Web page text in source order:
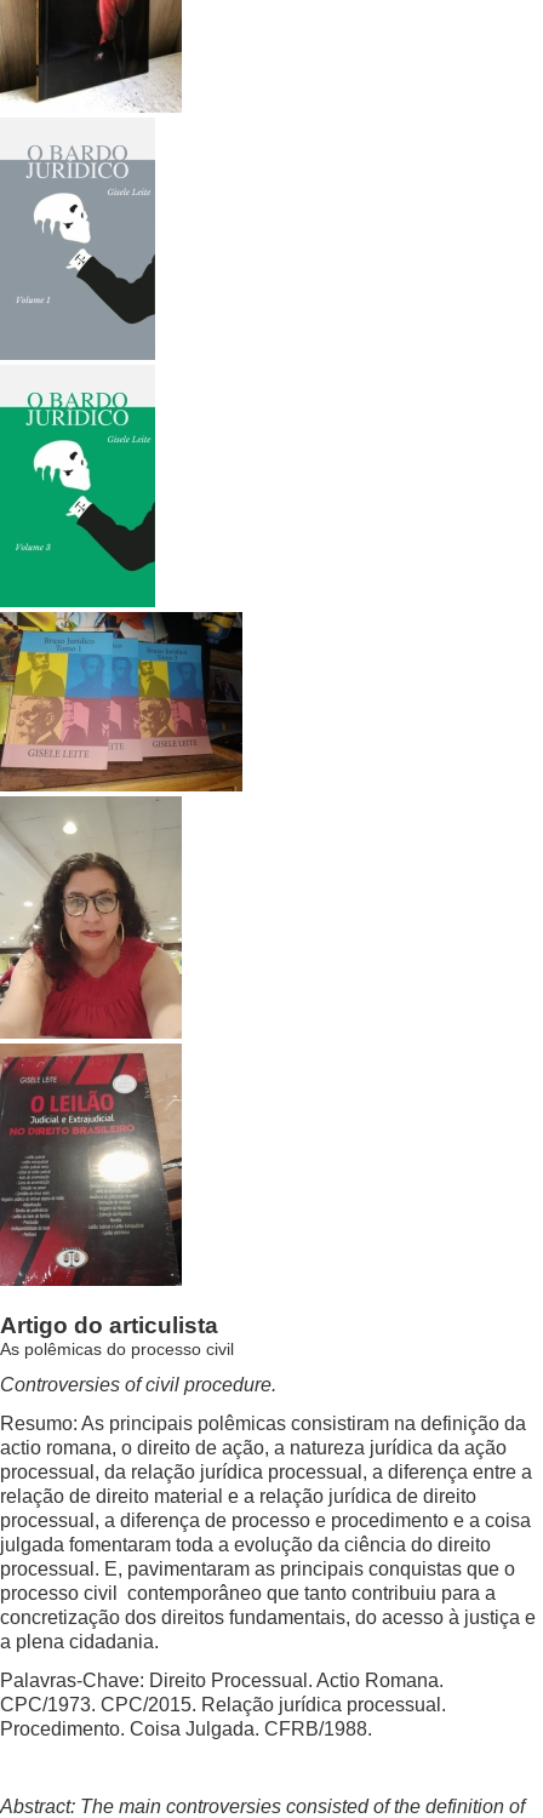
Artigo do articulista
As polêmicas do processo civil
Controversies of civil procedure.
Resumo: As principais polêmicas consistiram na definição da
actio romana, o direito de ação, a natureza jurídica da ação
processual, da relação jurídica processual, a diferença entre a
relação de direito material e a relação jurídica de direito
processual, a diferença de processo e procedimento e a coisa
julgada fomentaram toda a evolução da ciência do direito
processual. E, pavimentaram as principais conquistas que o
processo civil contemporâneo que tanto contribuiu para a
concretização dos direitos fundamentais, do acesso à justiça e
a plena cidadania.
Palavras-Chave: Direito Processual. Actio Romana.
CPC/1973. CPC/2015. Relação jurídica processual.
Procedimento. Coisa Julgada. CFRB/1988.
Abstract: The main controversies consisted of the definition of